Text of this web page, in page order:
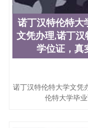
(UC)，还是加
都占据着加州
学座落于硅谷
地区为全美的
134种学士学科
国的学生来此
子工程学，工
受性肯定及好
也吸引了众多
诺丁汉特伦特
文凭办理,诺丁
学位证，真
诺丁汉特伦特大学文凭
伦特大学毕